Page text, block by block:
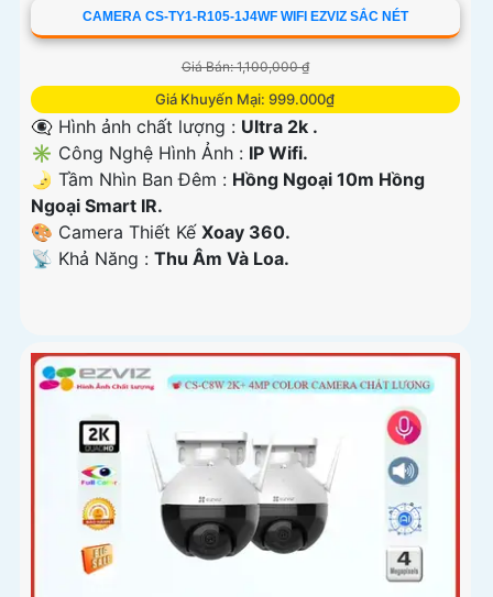
CAMERA CS-TY1-R105-1J4WF WIFI EZVIZ SẮC NÉT
Giá Bán: 1,100,000 ₫
Giá Khuyến Mại: 999.000₫
👁️‍🗨 Hình ảnh chất lượng : Ultra 2k .
✳️ Công Nghệ Hình Ảnh : IP Wifi.
🌛 Tầm Nhìn Ban Đêm : Hồng Ngoại 10m Hồng
Ngoại Smart IR.
🎨 Camera Thiết Kế Xoay 360.
️📡 Khả Năng : Thu Âm Và Loa.